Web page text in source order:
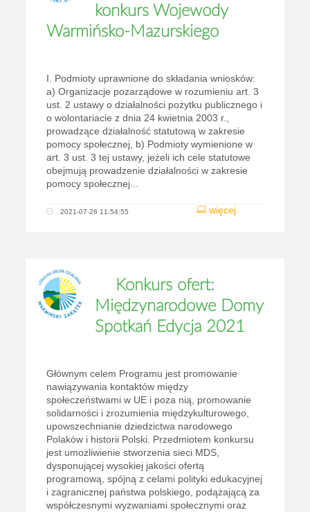
konkurs Wojewody
Warmińsko-Mazurskiego
I. Podmioty uprawnione do składania wniosków:
a) Organizacje pozarządowe w rozumieniu art. 3
ust. 2 ustawy o działalności pożytku publicznego i
o wolontariacie z dnia 24 kwietnia 2003 r.,
prowadzące działalność statutową w zakresie
pomocy społecznej, b) Podmioty wymienione w
art. 3 ust. 3 tej ustawy, jeżeli ich cele statutowe
obejmują prowadzenie działalności w zakresie
pomocy społecznej...
więcej
2021-07-26 11:54:55
Konkurs ofert:
Międzynarodowe Domy
Spotkań Edycja 2021
Głównym celem Programu jest promowanie
nawiązywania kontaktów między
społeczeństwami w UE i poza nią, promowanie
solidarności i zrozumienia międzykulturowego,
upowszechnianie dziedzictwa narodowego
Polaków i historii Polski. Przedmiotem konkursu
jest umożliwienie stworzenia sieci MDS,
dysponującej wysokiej jakości ofertą
programową, spójną z celami polityki edukacyjnej
i zagranicznej państwa polskiego, podążającą za
współczesnymi wyzwaniami społecznymi oraz